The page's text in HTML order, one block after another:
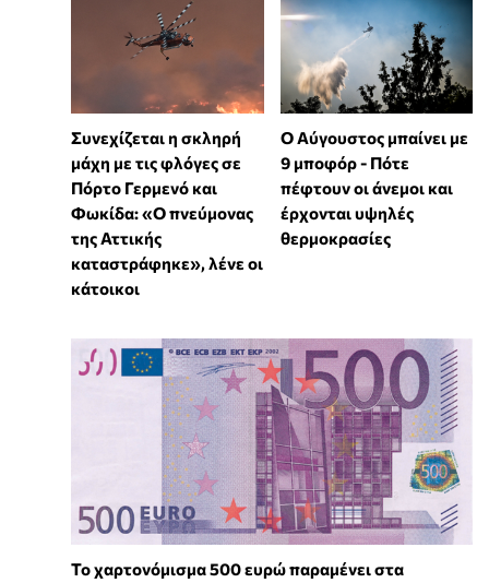
Συνεχίζεται η σκληρή
μάχη με τις φλόγες σε
Πόρτο Γερμενό και
Φωκίδα: «Ο πνεύμονας
της Αττικής
καταστράφηκε», λένε οι
κάτοικοι
Ο Αύγουστος μπαίνει με
9 μποφόρ - Πότε
πέφτουν οι άνεμοι και
έρχονται υψηλές
θερμοκρασίες
Το χαρτονόμισμα 500 ευρώ παραμένει στα